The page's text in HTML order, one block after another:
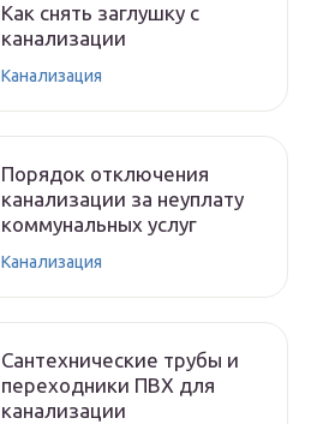
Как снять заглушку с
канализации
Канализация
Порядок отключения
канализации за неуплату
коммунальных услуг
Канализация
Сантехнические трубы и
переходники ПВХ для
канализации